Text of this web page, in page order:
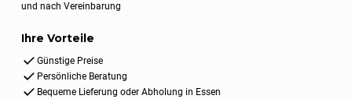
und nach Vereinbarung
Ihre Vorteile
Günstige Preise
Persönliche Beratung
Bequeme Lieferung oder Abholung in Essen